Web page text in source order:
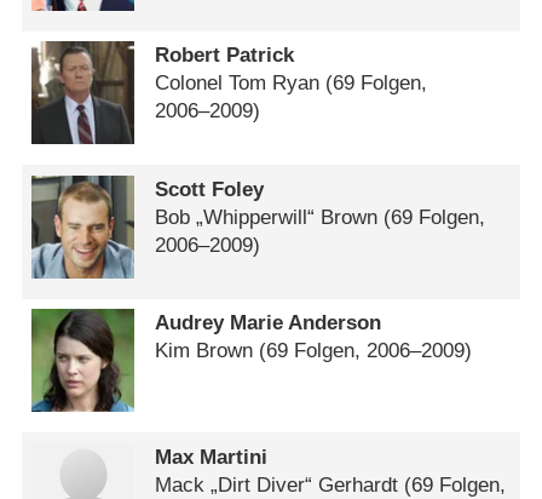
Robert Patrick
Colonel Tom Ryan (69 Folgen,
2006⁠–⁠2009)
Scott Foley
Bob „Whipperwill“ Brown (69 Folgen,
2006⁠–⁠2009)
Audrey Marie Anderson
Kim Brown (69 Folgen, 2006⁠–⁠2009)
Max Martini
Mack „Dirt Diver“ Gerhardt (69 Folgen,